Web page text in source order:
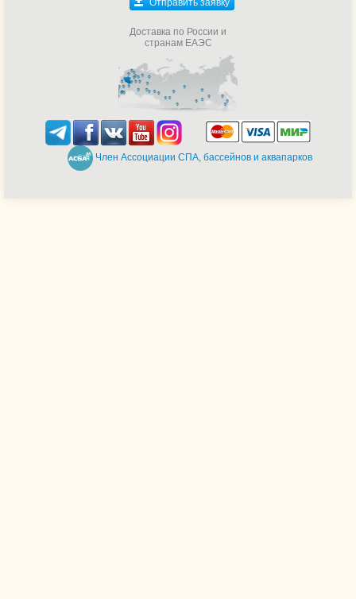
Отправить заявку
Доставка по России и
странам ЕАЭС
Член Ассоциации СПА, бассейнов и аквапарков